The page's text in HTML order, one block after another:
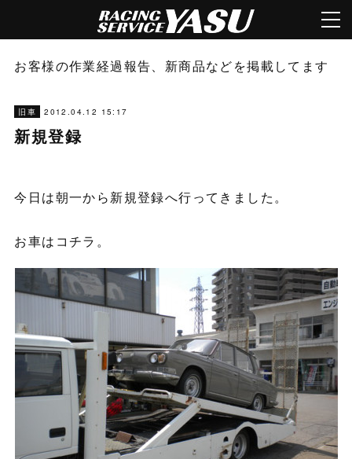
お客様の作業経過報告、新商品などを掲載してます
旧車 2012.04.12 15:17
新規登録
今日は朝一から新規登録へ行ってきました。
お車はコチラ。